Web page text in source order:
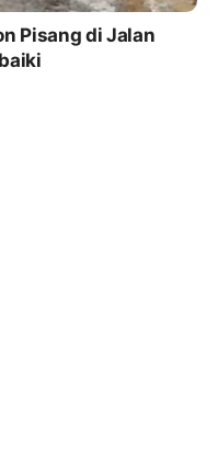
Pisang di Jalan